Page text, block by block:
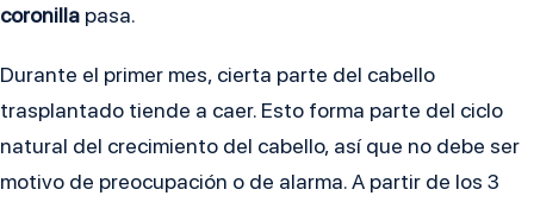
coronilla pasa.
Durante el primer mes, cierta parte del cabello
trasplantado tiende a caer. Esto forma parte del ciclo
natural del crecimiento del cabello, así que no debe ser
motivo de preocupación o de alarma. A partir de los 3